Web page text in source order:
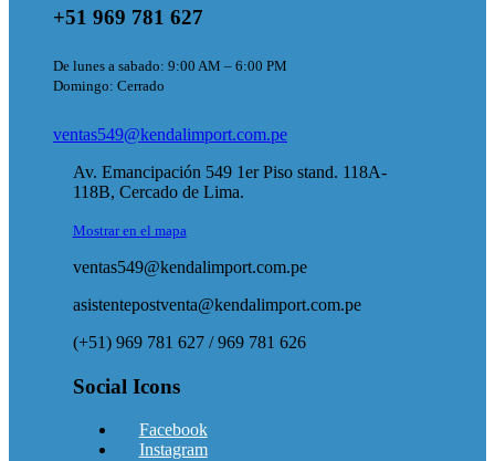
+51 969 781 627
De lunes a sabado: 9:00 AM – 6:00 PM
Domingo: Cerrado
ventas549@kendalimport.com.pe
Av. Emancipación 549 1er Piso stand. 118A-
118B, Cercado de Lima.
Mostrar en el mapa
ventas549@kendalimport.com.pe
asistentepostventa@kendalimport.com.pe
(+51) 969 781 627 / 969 781 626
Social Icons
Facebook
Instagram